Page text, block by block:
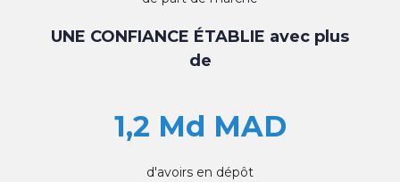
UNE CONFIANCE ÉTABLIE avec plus
de
1,2 Md MAD
d'avoirs en dépôt